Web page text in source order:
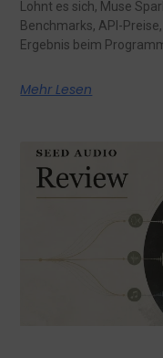
Lohnt es sich, Muse
Benchmarks, API-
Ergebnis beim
Mehr Lesen